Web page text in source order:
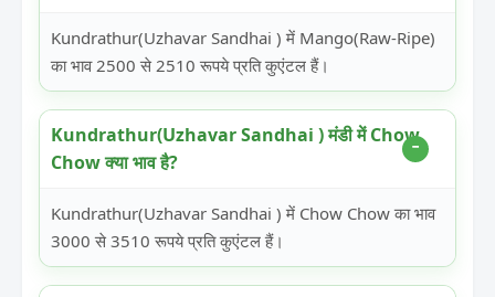
Kundrathur(Uzhavar Sandhai ) में Mango(Raw-Ripe)
का भाव 2500 से 2510 रूपये प्रति कुएंटल हैं।
Kundrathur(Uzhavar Sandhai ) मंडी में Chow
Chow क्या भाव है?
Kundrathur(Uzhavar Sandhai ) में Chow Chow का भाव
3000 से 3510 रूपये प्रति कुएंटल हैं।